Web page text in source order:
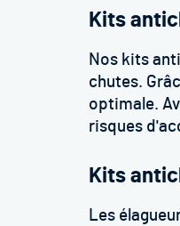
Kits
Nos kits
chutes.
optimale.
risques
Kits
Les